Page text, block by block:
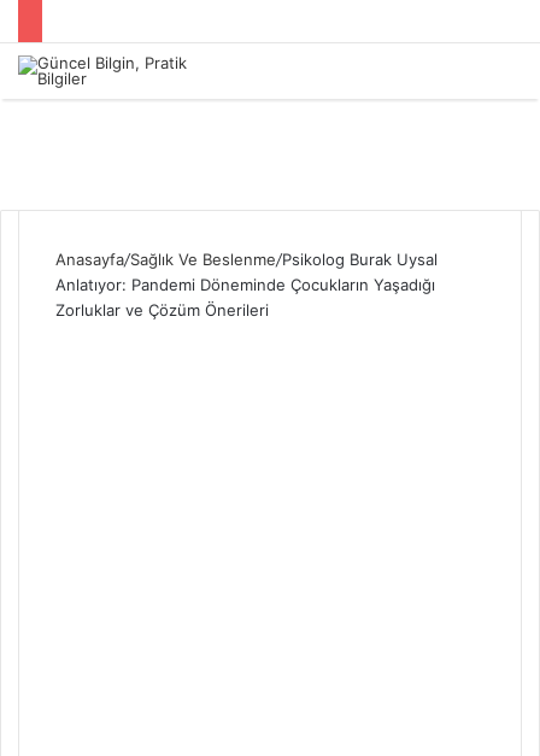
Anasayfa/Sağlık Ve Beslenme/Psikolog Burak Uysal
Anlatıyor: Pandemi Döneminde Çocukların Yaşadığı
Zorluklar ve Çözüm Önerileri